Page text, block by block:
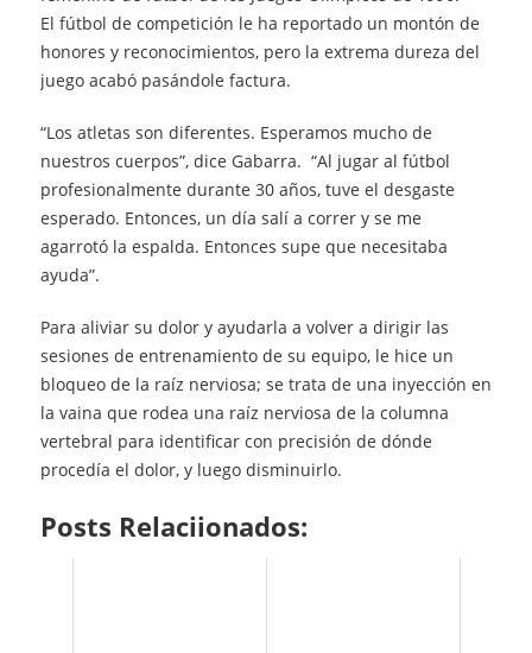
El fútbol de competición le ha reportado un montón de
honores y reconocimientos, pero la extrema dureza del
juego acabó pasándole factura.
“Los atletas son diferentes. Esperamos mucho de
nuestros cuerpos”, dice Gabarra. “Al jugar al fútbol
profesionalmente durante 30 años, tuve el desgaste
esperado. Entonces, un día salí a correr y se me
agarrotó la espalda. Entonces supe que necesitaba
ayuda”.
Para aliviar su dolor y ayudarla a volver a dirigir las
sesiones de entrenamiento de su equipo, le hice un
bloqueo de la raíz nerviosa; se trata de una inyección en
la vaina que rodea una raíz nerviosa de la columna
vertebral para identificar con precisión de dónde
procedía el dolor, y luego disminuirlo.
Posts Relaciionados: